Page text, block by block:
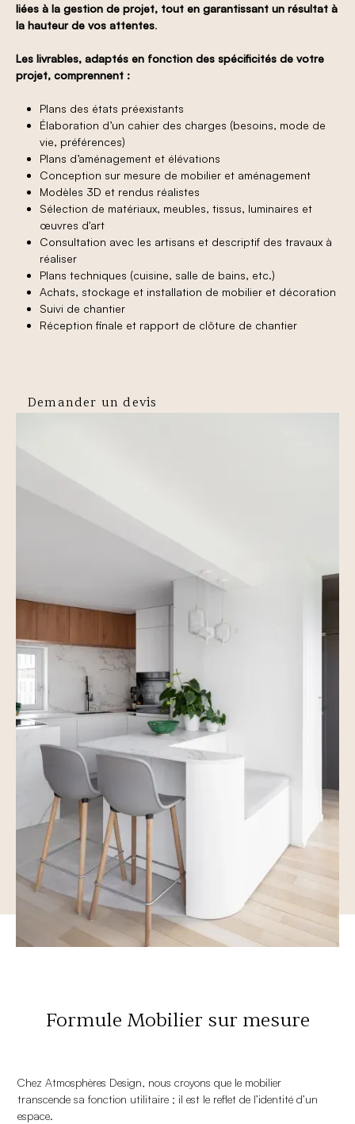
liées à la gestion de projet, tout en garantissant un résultat à
la hauteur de vos attentes.
Les livrables, adaptés en fonction des spécificités de votre
projet, comprennent :
Plans des états préexistants
Élaboration d’un cahier des charges (besoins, mode de
vie, préférences)
Plans d’aménagement et élévations
Conception sur mesure de mobilier et aménagement
Modèles 3D et rendus réalistes
Sélection de matériaux, meubles, tissus, luminaires et
œuvres d'art
Consultation avec les artisans et descriptif des travaux à
réaliser
Plans techniques (cuisine, salle de bains, etc.)
Achats, stockage et installation de mobilier et décoration
Suivi de chantier
Réception finale et rapport de clôture de chantier
Demander un devis
Formule Mobilier sur mesure
Chez Atmosphères Design, nous croyons que le mobilier
transcende sa fonction utilitaire ; il est le reflet de l’identité d’un
espace.